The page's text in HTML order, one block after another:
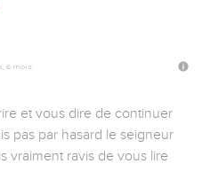
6 mois
et vous dire de continuer
pas par hasard le seigneur
vraiment ravis de vous lire